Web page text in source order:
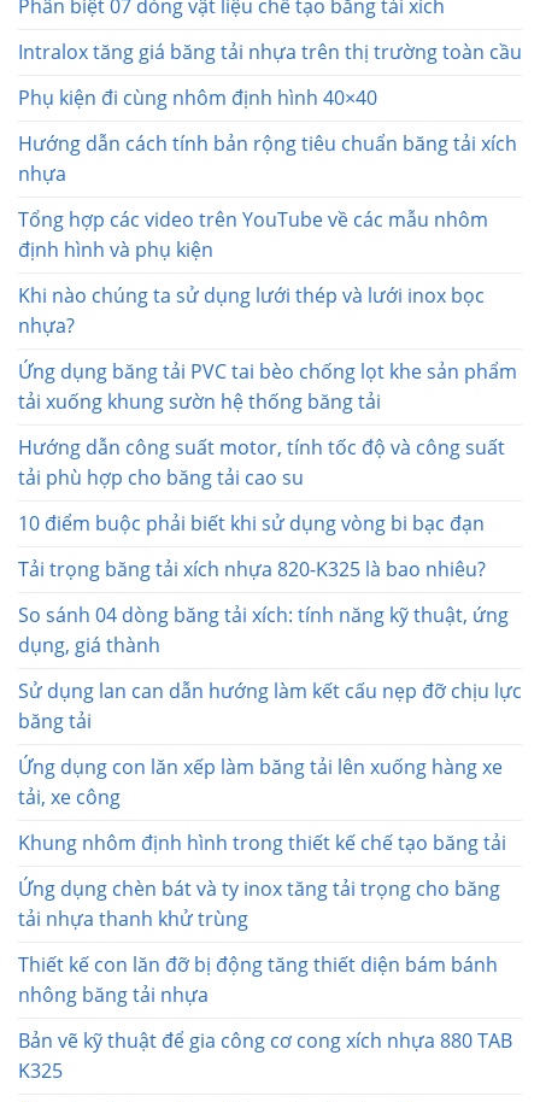
Phân biệt 07 dòng vật liệu chế tạo băng tải xích
Intralox tăng giá băng tải nhựa trên thị trường toàn cầu
Phụ kiện đi cùng nhôm định hình 40×40
Hướng dẫn cách tính bản rộng tiêu chuẩn băng tải xích
nhựa
Tổng hợp các video trên YouTube về các mẫu nhôm
định hình và phụ kiện
Khi nào chúng ta sử dụng lưới thép và lưới inox bọc
nhựa?
Ứng dụng băng tải PVC tai bèo chống lọt khe sản phẩm
tải xuống khung sườn hệ thống băng tải
Hướng dẫn công suất motor, tính tốc độ và công suất
tải phù hợp cho băng tải cao su
10 điểm buộc phải biết khi sử dụng vòng bi bạc đạn
Tải trọng băng tải xích nhựa 820-K325 là bao nhiêu?
So sánh 04 dòng băng tải xích: tính năng kỹ thuật, ứng
dụng, giá thành
Sử dụng lan can dẫn hướng làm kết cấu nẹp đỡ chịu lực
băng tải
Ứng dụng con lăn xếp làm băng tải lên xuống hàng xe
tải, xe công
Khung nhôm định hình trong thiết kế chế tạo băng tải
Ứng dụng chèn bát và ty inox tăng tải trọng cho băng
tải nhựa thanh khử trùng
Thiết kế con lăn đỡ bị động tăng thiết diện bám bánh
nhông băng tải nhựa
Bản vẽ kỹ thuật để gia công cơ cong xích nhựa 880 TAB
K325